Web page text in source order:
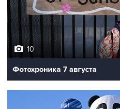
10
Фотохроника 7 августа